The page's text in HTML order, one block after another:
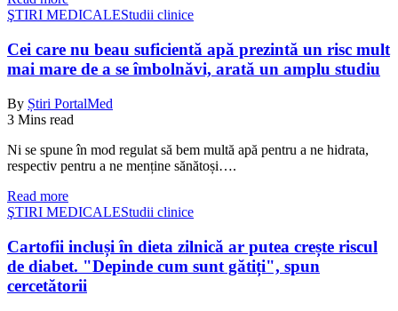
ŞTIRI MEDICALEStudii clinice
Cei care nu beau suficientă apă prezintă un risc mult
mai mare de a se îmbolnăvi, arată un amplu studiu
By Știri PortalMed
3 Mins read
Ni se spune în mod regulat să bem multă apă pentru a ne hidrata,
respectiv pentru a ne menține sănătoși….
Read more
ŞTIRI MEDICALEStudii clinice
Cartofii incluși în dieta zilnică ar putea crește riscul
de diabet. "Depinde cum sunt gătiți", spun
cercetătorii